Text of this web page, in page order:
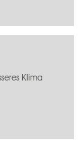
Klima